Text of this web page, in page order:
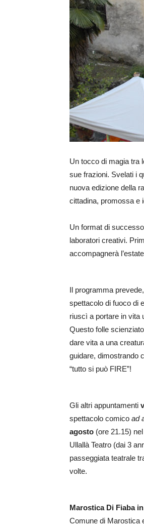
Un tocco di magia tra
sue frazioni. Svelati i
nuova edizione della
cittadina, promossa e
Un format di
laboratori creativi.
accompagnerà
Il programma prevede,
spettacolo di fuoco di
riuscì a portare in vita
Questo folle
dare vita a una
guidare, dimostrando
“tutto si può FIRE”!
Gli altri appuntamenti
spettacolo comico ad
agosto (ore 21.15) nel
Ullallà Teatro (dai 3
passeggiata teatrale
volte.
Marostica Di Fiaba
Comune di Marostica